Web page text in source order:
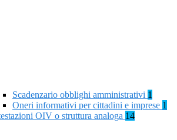
Scadenzario obblighi amministrativi 1
Oneri informativi per cittadini e imprese 1
OIV o struttura analoga 14